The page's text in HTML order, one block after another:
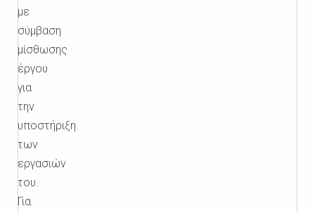
με
σύμβαση
μίσθωσης
έργου
για
την
υποστήριξη
των
εργασιών
του.
Για